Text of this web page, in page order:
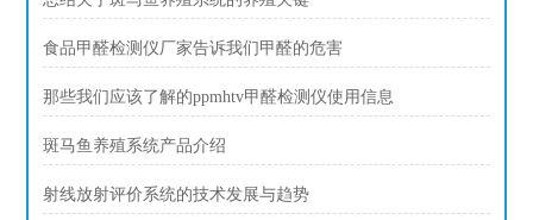
食品甲醛检测仪厂家告诉我们甲醛的危害
那些我们应该了解的ppmhtv甲醛检测仪使用信息
斑马鱼养殖系统产品介绍
射线放射评价系统的技术发展与趋势